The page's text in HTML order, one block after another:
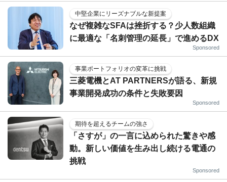
中堅企業にリーズナブルな新提案
なぜ複雑なSFAは挫折する？少人数組織
に最適な「名刺管理の延長」で進めるDX
Sponsored
事業ポートフォリオの変革に挑戦
三菱電機とAT PARTNERSが語る、新規
事業開発成功の条件と失敗要因
Sponsored
期待を超えるチームの強さ
「さすが」の一言に込められた驚きや感
動。新しい価値を生み出し続ける電通の
挑戦
Sponsored